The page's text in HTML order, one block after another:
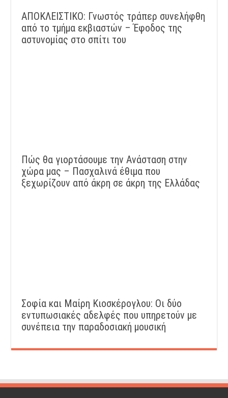
ΑΠΟΚΛΕΙΣΤΙΚΟ: Γνωστός τράπερ συνελήφθη
από το τμήμα εκβιαστών – Έφοδος της
αστυνομίας στο σπίτι του
Πώς θα γιορτάσουμε την Ανάσταση στην
χώρα μας – Πασχαλινά έθιμα που
ξεχωρίζουν από άκρη σε άκρη της Ελλάδας
Σοφία και Μαίρη Κιοσκέρογλου: Οι δύο
εντυπωσιακές αδελφές που υπηρετούν με
συνέπεια την παραδοσιακή μουσική